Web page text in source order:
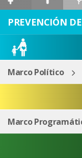
ESP
PREVENCIÓN
Marco Político
Marco